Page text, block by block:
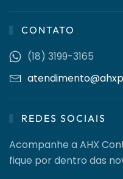
CONTATO
(18) 3199-3165
REDES SOCIAIS
Acompanhe a AHX
fique por dentro das